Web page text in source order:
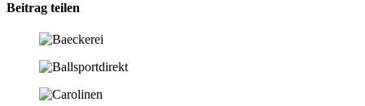
Beitrag teilen